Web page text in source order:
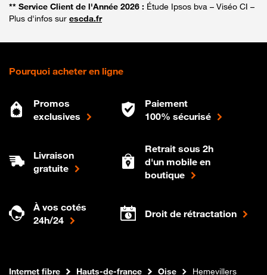
** Service Client de l'Année 2026 : Étude Ipsos bva – Viséo CI –
Plus d'infos sur escda.fr
Pourquoi acheter en ligne
Promos
exclusives
Paiement
100% sécurisé
Livraison
gratuite
Retrait sous 2h
d'un mobile en
boutique
À vos cotés
24h/24
Droit de rétractation
Boutique Orange
Internet fibre Hauts-de-france Oise Hemevillers